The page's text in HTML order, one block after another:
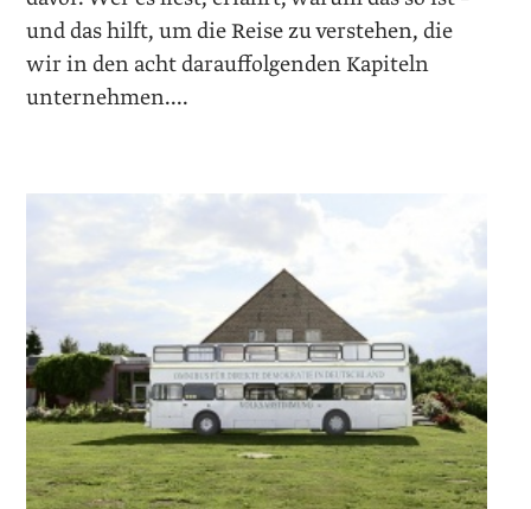
und das hilft, um die Reise zu verstehen, die
wir in den acht darauffolgenden Kapiteln
unternehmen....